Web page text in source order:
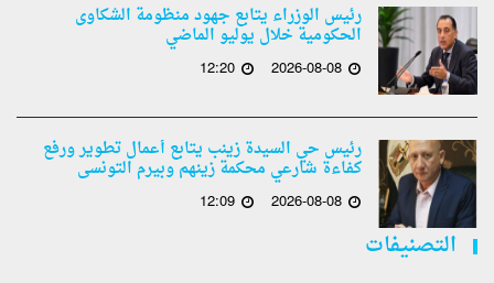
رئيس الوزراء يتابع جهود منظومة الشكاوى
الحكومية خلال يوليو الماضي
2026-08-08
12:20
رئيس حي السيدة زينب يتابع أعمال تطوير ورفع
كفاءة شارعي محكمة زينهم وبيرم التونسى
2026-08-08
12:09
التصنيفات